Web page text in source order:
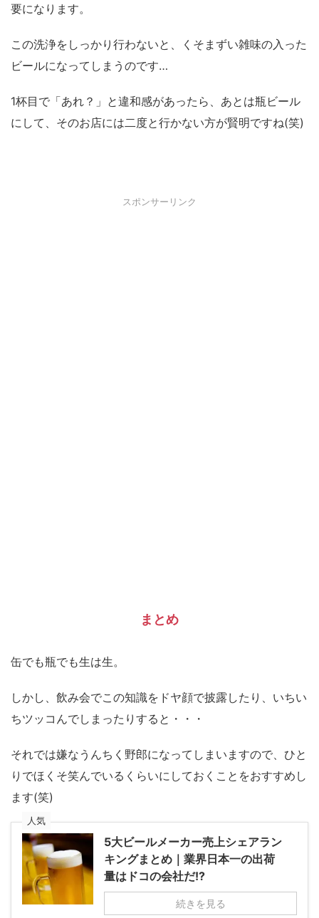
要になります。
この洗浄をしっかり行わないと、くそまずい雑味の入った
ビールになってしまうのです…
1杯目で「あれ？」と違和感があったら、あとは瓶ビール
にして、そのお店には二度と行かない方が賢明ですね(笑)
スポンサーリンク
まとめ
缶でも瓶でも生は生。
しかし、飲み会でこの知識をドヤ顔で披露したり、いちい
ちツッコんでしまったりすると・・・
それでは嫌なうんちく野郎になってしまいますので、ひと
りでほくそ笑んでいるくらいにしておくことをおすすめし
ます(笑)
人気
5大ビールメーカー売上シェアラン
キングまとめ｜業界日本一の出荷
量はドコの会社だ!?
続きを見る